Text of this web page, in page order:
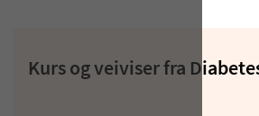
Kurs og veiviser fra